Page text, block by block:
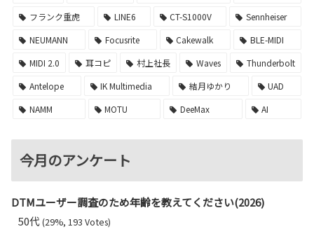
フランク重虎
LINE6 CT-S1000V
Sennheiser
NEUMANN
Focusrite Cakewalk
BLE-MIDI
MIDI 2.0
耳コピ 村上社長 Waves
Thunderbolt
Antelope
IK Multimedia 結月ゆかり
UAD
NAMM
MOTU DeeMax AI
今月のアンケート
DTMユーザー調査のため年齢を教えてください(2026)
50代(29%, 193 Votes)